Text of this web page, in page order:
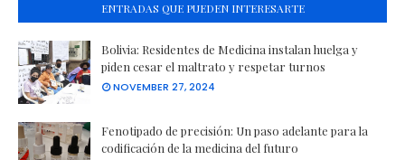
ENTRADAS QUE PUEDEN INTERESARTE
Bolivia: Residentes de Medicina instalan huelga y
piden cesar el maltrato y respetar turnos
NOVEMBER 27, 2024
Fenotipado de precisión: Un paso adelante para la
codificación de la medicina del futuro